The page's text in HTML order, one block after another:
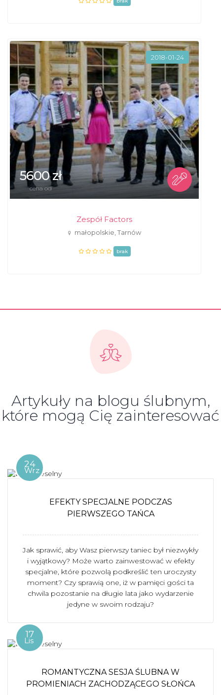
2018-01-24
5600 zł
cena od
Zespół Factors
małopolskie, Tarnów
brak
Artykuły na blogu ślubnym,
które mogą Cię zainteresować
24
Wrz
EFEKTY SPECJALNE PODCZAS
PIERWSZEGO TAŃCA
Jak sprawić, aby Wasz pierwszy taniec był niezwykły
i wyjątkowy? Może warto zainwestować w efekty
specjalne, które pozwolą podkreślić ten uroczysty
moment? Czy sprawią one, iż w pamięci gości ta
chwila pozostanie na długie lata jako wydarzenie
jedyne w swoim rodzaju?
17
Lis
ROMANTYCZNA SESJA ŚLUBNA W
PROMIENIACH ZACHODZĄCEGO SŁOŃCA